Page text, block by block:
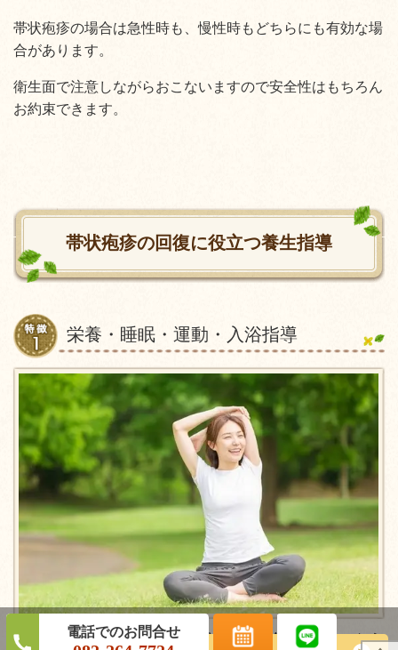
帯状疱疹の場合は急性時も、慢性時もどちらにも有効な場
合があります。
衛生面で注意しながらおこないますので安全性はもちろん
お約束できます。
帯状疱疹の回復に役立つ養生指導
栄養・睡眠・運動・入浴指導
ほとんどの場合は西洋医学と鍼灸を組み合わせておこなう